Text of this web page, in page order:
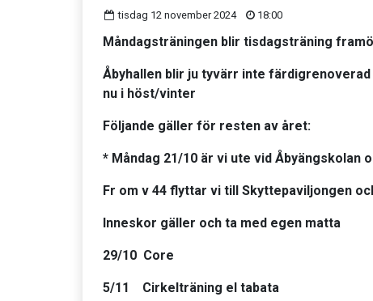
tisdag 12 november 2024 18:00
Måndagsträningen blir tisdagsträning
Åbyhallen blir ju tyvärr inte färdigrenoverad
nu i höst/vinter
Följande gäller för resten av året:
* Måndag 21/10 är vi ute vid Åbyängskolan
Fr om v 44 flyttar vi till Skyttepaviljongen
Inneskor gäller och ta med egen matta
29/10 Core
5/11 Cirkelträning el tabata